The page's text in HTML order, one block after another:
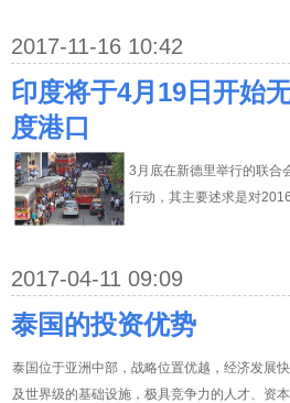
2017-11-16 10:42
印度将于4月19日开始
度港口
3月底在新德里举行的联合
行动，其主要述求是对
2017-04-11 09:09
泰国的投资优势
泰国位于亚洲中部，战略位置优越，经济发展
及世界级的基础设施，极具竞争力的人才、资